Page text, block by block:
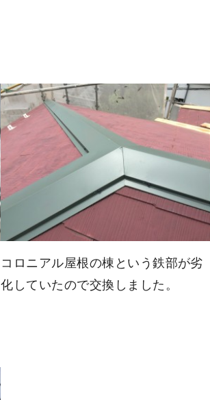
コロニアル屋根の棟という鉄部が劣
化していたので交換しました。